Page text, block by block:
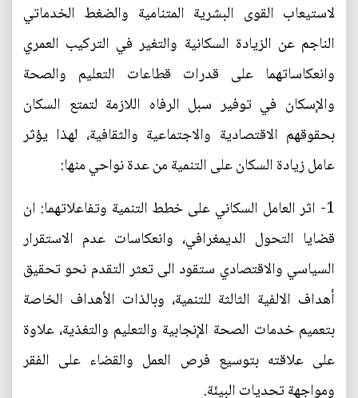
لاستيعاب القوى البشرية المتنامية والضغط الخدماتي
الناجم عن الزيادة السكانية والتغير في التركيب العمري
وانعكاساتهما على قدرات قطاعات التعليم والصحة
والإسكان في توفير سبل الرفاه اللازمة لتمتع السكان
بحقوقهم الاقتصادية والاجتماعية والثقافية، لهذا يؤثر
عامل زيادة السكان على التنمية من عدة نواحي منها:
1- اثر العامل السكاني على خطط التنمية وتفاعلاتهما: ان
قضايا التحول الديمغرافي، وانعكاسات عدم الاستقرار
السياسي والاقتصادي ستقود الى تعثر التقدم نحو تحقيق
أهداف الالفية الثالثة للتنمية، وبالذات الأهداف الخاصة
بتعميم خدمات الصحة الإنجابية والتعليم والتغذية، علاوة
على علاقته بتوسيع فرص العمل والقضاء على الفقر
ومواجهة تحديات البيئة.